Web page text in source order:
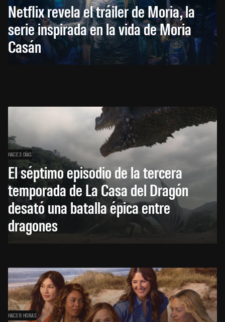
Netflix revela el tráiler de Moria, la
serie inspirada en la vida de Moria
Casán
HACE 3 DÍAS
El séptimo episodio de la tercera
temporada de La Casa del Dragón
desató una batalla épica entre
dragones
HACE 6 HORAS